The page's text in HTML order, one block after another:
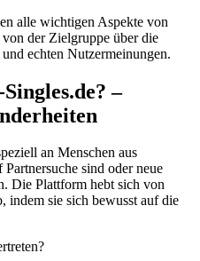
alle wichtigen Aspekte von
der Zielgruppe über die
echten Nutzermeinungen.
–
an Menschen aus
sind oder neue
Die Plattform hebt sich von
indem sie sich bewusst auf die